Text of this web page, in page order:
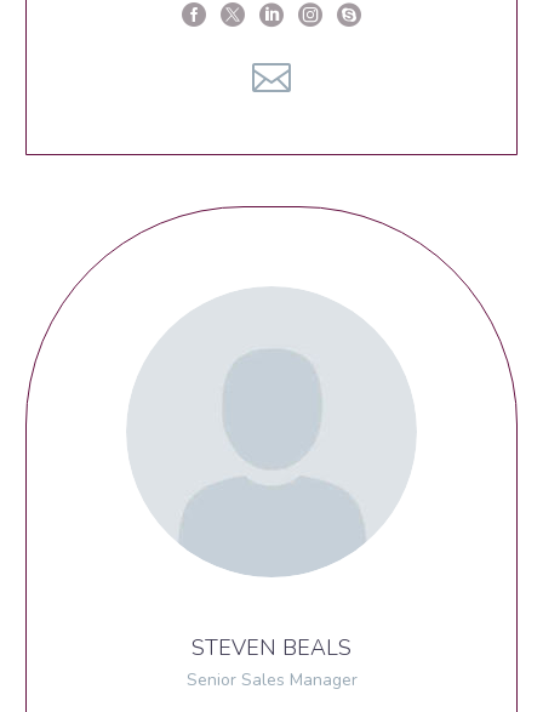
STEVEN BEALS
Senior Sales Manager